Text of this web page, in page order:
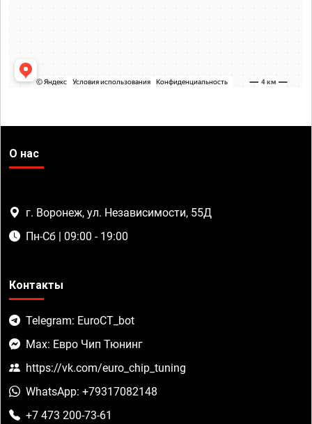
О нас
г. Воронеж, ул. Независимости, 55Д
Пн-Сб | 09:00 - 19:00
Контакты
Telegram: EuroCT_bot
Max: Евро Чип Тюнинг
https://vk.com/euro_chip_tuning
WhatsApp: +79317082148
+7 473 200-73-61